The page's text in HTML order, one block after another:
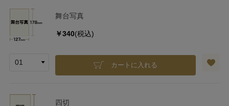
舞台写真
￥340(税込)
カートに入れる
四切